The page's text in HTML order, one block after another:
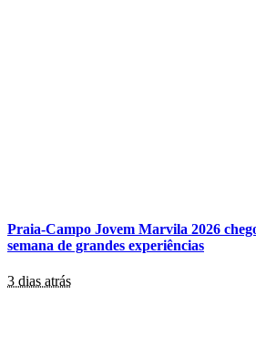
Praia-Campo Jovem Marvila 2026
semana de grandes experiências
3 dias atrás